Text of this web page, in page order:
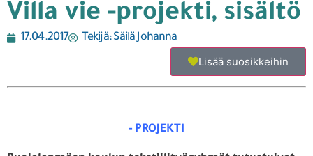
Villa vie -projekti, sisältö
17.04.2017 Tekijä:Säilä Johanna
Lisää suosikkeihin
- PROJEKTI